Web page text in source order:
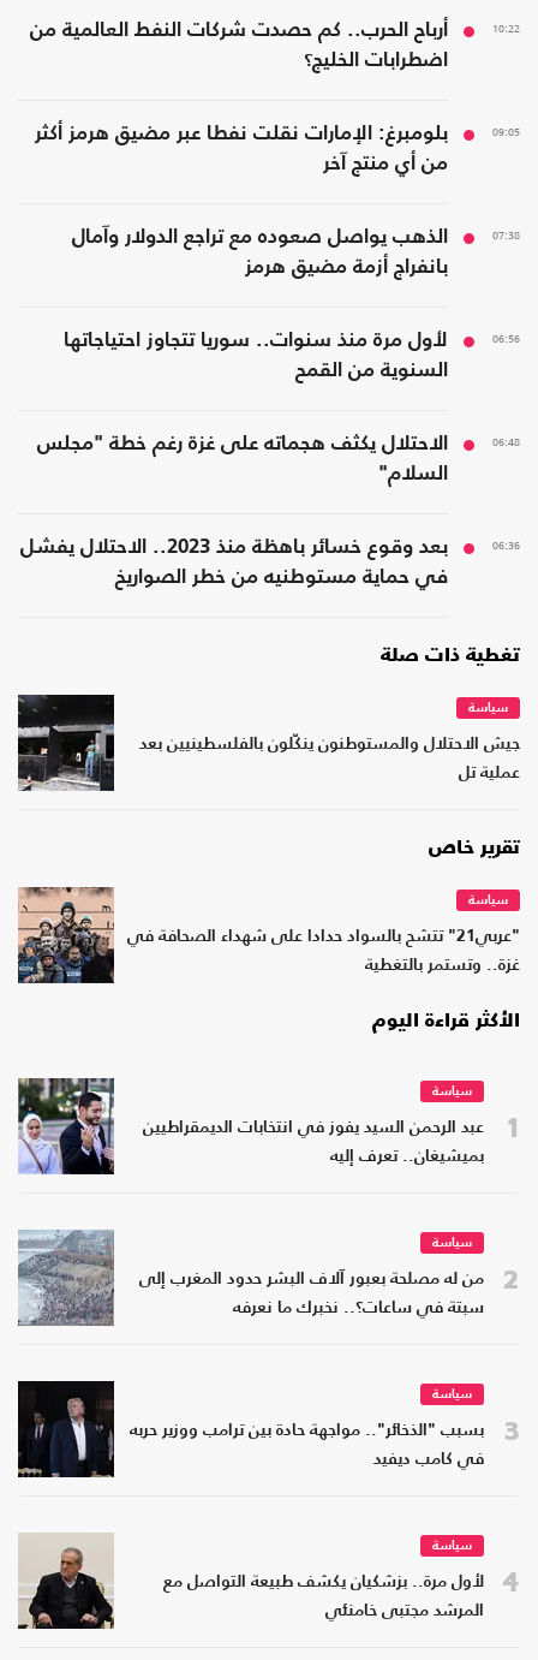
10:22
أرباح الحرب.. كم حصدت شركات النفط العالمية من
اضطرابات الخليج؟
09:05
بلومبرغ: الإمارات نقلت نفطا عبر مضيق هرمز أكثر
من أي منتج آخر
07:38
الذهب يواصل صعوده مع تراجع الدولار وآمال
بانفراج أزمة مضيق هرمز
06:56
لأول مرة منذ سنوات.. سوريا تتجاوز احتياجاتها
السنوية من القمح
06:48
الاحتلال يكثف هجماته على غزة رغم خطة "مجلس
السلام"
06:36
بعد وقوع خسائر باهظة منذ 2023.. الاحتلال يفشل
في حماية مستوطنيه من خطر الصواريخ
تغطية ذات صلة
سياسة
جيش الاحتلال والمستوطنون ينكّلون بالفلسطينيين بعد
عملية تل
تقرير خاص
سياسة
"عربي21" تتشح بالسواد حدادا على شهداء الصحافة في
غزة.. وتستمر بالتغطية
الأكثر قراءة اليوم
1
سياسة
عبد الرحمن السيد يفوز في انتخابات الديمقراطيين
بميشيغان.. تعرف إليه
2
سياسة
من له مصلحة بعبور آلاف البشر حدود المغرب إلى
سبتة في ساعات؟.. نخبرك ما نعرفه
3
سياسة
بسبب "الذخائر".. مواجهة حادة بين ترامب ووزير حربه
في كامب ديفيد
4
سياسة
لأول مرة.. بزشكيان يكشف طبيعة التواصل مع
المرشد مجتبى خامنئي